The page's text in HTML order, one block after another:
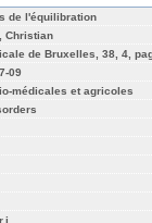
de l'équilibration
Christian
de Bruxelles, 38, 4,
09
médicales et agricoles